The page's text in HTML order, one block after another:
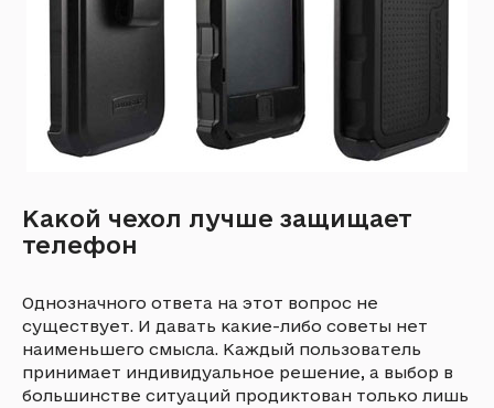
Какой чехол лучше защищает
телефон
Однозначного ответа на этот вопрос не
существует. И давать какие-либо советы нет
наименьшего смысла. Каждый пользователь
принимает индивидуальное решение, а выбор в
большинстве ситуаций продиктован только лишь